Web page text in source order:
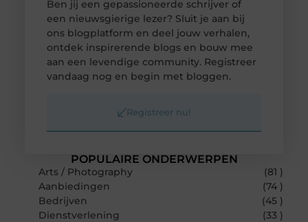
POPULAIRE ONDERWERPEN
Arts / Photography
(81 )
Aanbiedingen
(74 )
Bedrijven
(45 )
Dienstverlening
(33 )
Ben jij een gepassioneerde schrijver of
een nieuwsgierige lezer? Sluit je aan bij
ons blogplatform en deel jouw verhalen,
ontdek inspirerende blogs en bouw mee
aan een levendige community. Registreer
vandaag nog en begin met bloggen.
Registreer nu!